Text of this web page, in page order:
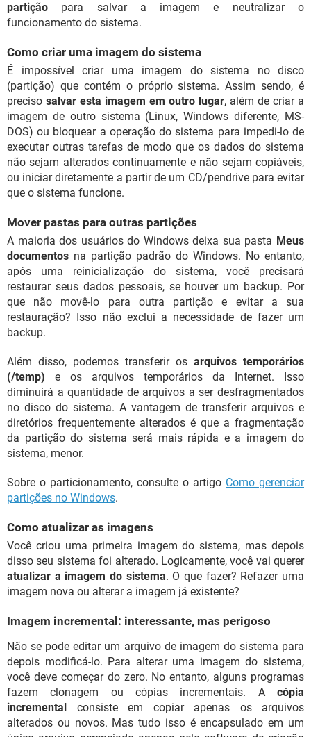
partição para salvar a imagem e neutralizar o
funcionamento do sistema.
Como criar uma imagem do sistema
É impossível criar uma imagem do sistema no disco
(partição) que contém o próprio sistema. Assim sendo, é
preciso salvar esta imagem em outro lugar, além de criar a
imagem de outro sistema (Linux, Windows diferente, MS-
DOS) ou bloquear a operação do sistema para impedi-lo de
executar outras tarefas de modo que os dados do sistema
não sejam alterados continuamente e não sejam copiáveis,
ou iniciar diretamente a partir de um CD/pendrive para evitar
que o sistema funcione.
Mover pastas para outras partições
A maioria dos usuários do Windows deixa sua pasta Meus
documentos na partição padrão do Windows. No entanto,
após uma reinicialização do sistema, você precisará
restaurar seus dados pessoais, se houver um backup. Por
que não movê-lo para outra partição e evitar a sua
restauração? Isso não exclui a necessidade de fazer um
backup.
Além disso, podemos transferir os arquivos temporários
(/temp) e os arquivos temporários da Internet. Isso
diminuirá a quantidade de arquivos a ser desfragmentados
no disco do sistema. A vantagem de transferir arquivos e
diretórios frequentemente alterados é que a fragmentação
da partição do sistema será mais rápida e a imagem do
sistema, menor.
Sobre o particionamento, consulte o artigo Como gerenciar
partições no Windows.
Como atualizar as imagens
Você criou uma primeira imagem do sistema, mas depois
disso seu sistema foi alterado. Logicamente, você vai querer
atualizar a imagem do sistema. O que fazer? Refazer uma
imagem nova ou alterar a imagem já existente?
Imagem incremental: interessante, mas perigoso
Não se pode editar um arquivo de imagem do sistema para
depois modificá-lo. Para alterar uma imagem do sistema,
você deve começar do zero. No entanto, alguns programas
fazem clonagem ou cópias incrementais. A cópia
incremental consiste em copiar apenas os arquivos
alterados ou novos. Mas tudo isso é encapsulado em um